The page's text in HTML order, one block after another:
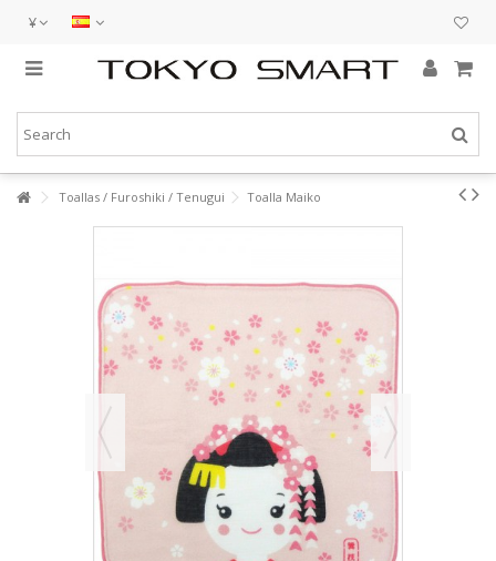
¥
Toallas / Furoshiki / Tenugui Toalla Maiko